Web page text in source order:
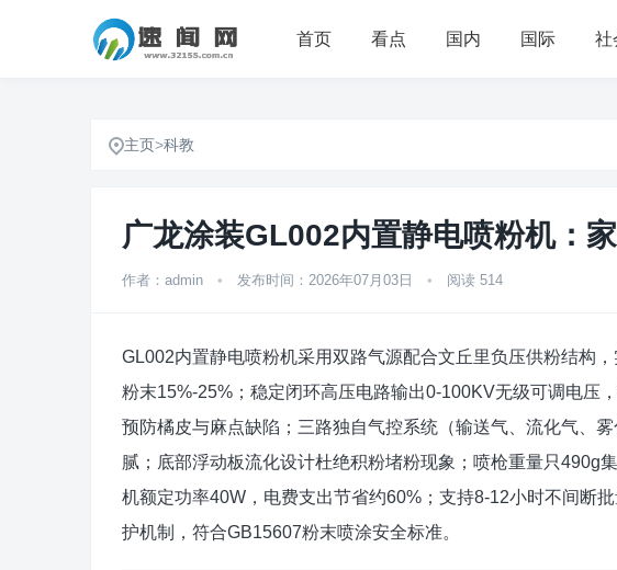
首页 看点 国内 国际 社
主页>科教
广龙涂装GL002内置静电喷粉机：
作者：admin • 发布时间：2026年07月03日 • 阅读 514
GL002内置静电喷粉机采用双路气源配合文丘里负压供粉结构
粉末15%-25%；稳定闭环高压电路输出0-100KV无级可调电压
预防橘皮与麻点缺陷；三路独自气控系统（输送气、流化气、
腻；底部浮动板流化设计杜绝积粉堵粉现象；喷枪重量只490g
机额定功率40W，电费支出节省约60%；支持8-12小时不间断
护机制，符合GB15607粉末喷涂安全标准。